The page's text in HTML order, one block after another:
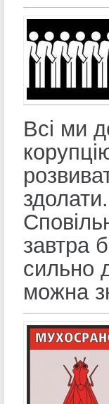
Всі ми
завтра
сильно
можна